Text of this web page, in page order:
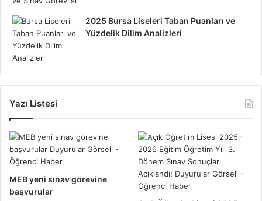
2025 Bursa Liseleri Taban Puanları ve
Yüzdelik Dilim Analizleri
Yazı Listesi
MEB yeni sınav görevine
başvurular